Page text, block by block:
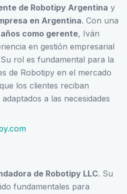
de Robotipy Argentina y
en Argentina. Con una
años como gerente, Iván
en gestión empresarial
rol es fundamental para la
de Robotipy en el mercado
los clientes reciban
a las necesidades
de Robotipy LLC. Su
fundamentales para